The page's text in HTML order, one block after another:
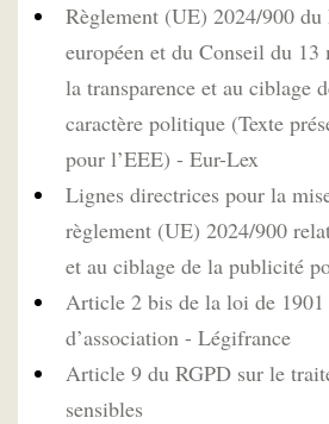
Règlement (UE) 2024/900 du
européen et du Conseil du
la transparence et au ciblage
caractère politique (Texte
pour l’EEE) - Eur-Lex
Lignes directrices pour la
règlement (UE) 2024/900
et au ciblage de la publicité
Article 2 bis de la loi de
d’association - Légifrance
Article 9 du RGPD sur le
sensibles